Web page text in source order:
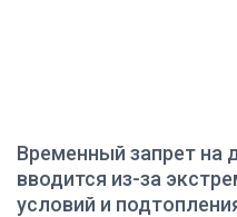
Временный запрет на
вводится из-за
условий и